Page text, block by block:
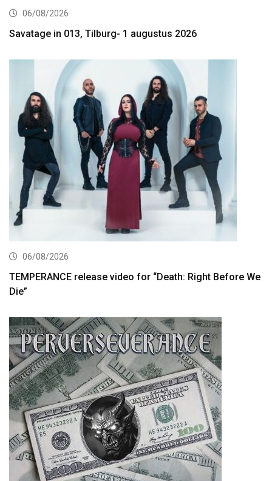
06/08/2026
Savatage in 013, Tilburg- 1 augustus 2026
06/08/2026
TEMPERANCE release video for “Death: Right Before We
Die”